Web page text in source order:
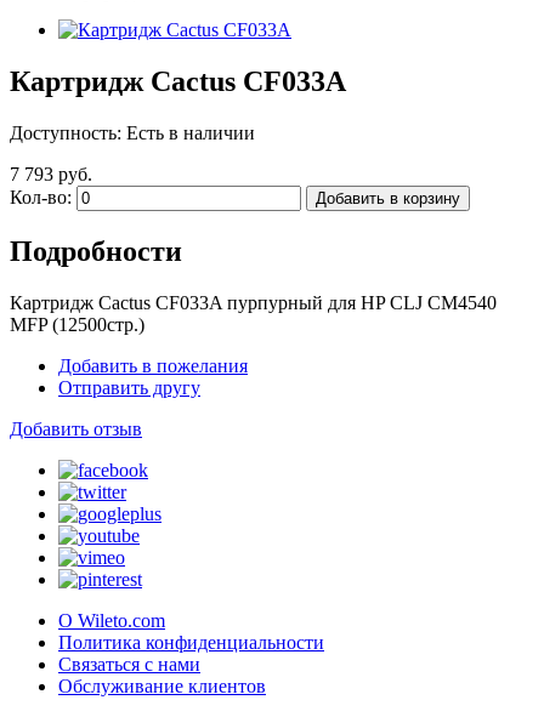
Картридж Cactus CF033A
Доступность: Есть в наличии
7 793 руб.
Кол-во:
Добавить в корзину
Подробности
Картридж Cactus CF033A пурпурный для HP CLJ CM4540
MFP (12500стр.)
Добавить в пожелания
Отправить другу
Добавить отзыв
О Wileto.com
Политика конфиденциальности
Связаться с нами
Обслуживание клиентов